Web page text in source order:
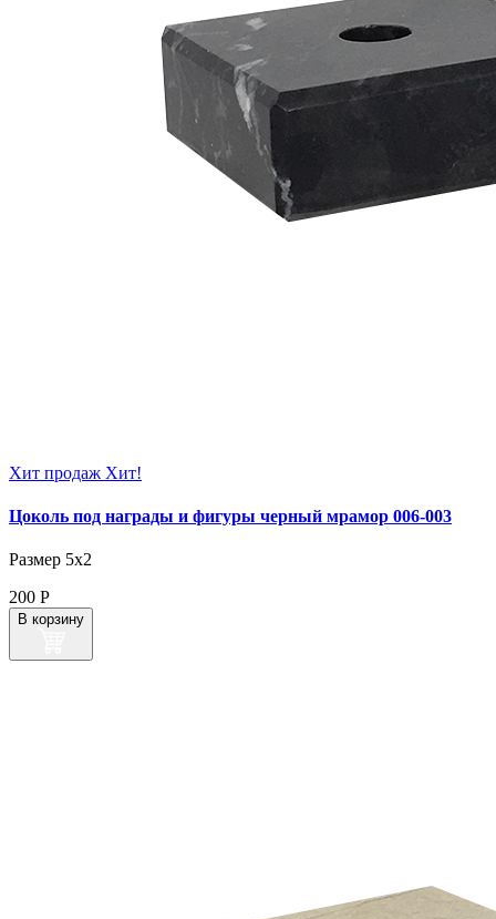
Хит продаж Хит!
Цоколь под награды и фигуры черный мрамор 006‑003
Размер 5х2
200 Р
В корзину